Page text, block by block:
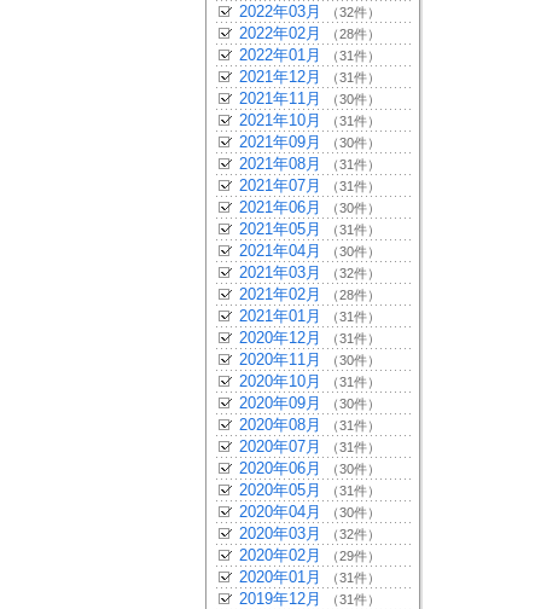
2022年03月 （32件）
2022年02月 （28件）
2022年01月 （31件）
2021年12月 （31件）
2021年11月 （30件）
2021年10月 （31件）
2021年09月 （30件）
2021年08月 （31件）
2021年07月 （31件）
2021年06月 （30件）
2021年05月 （31件）
2021年04月 （30件）
2021年03月 （32件）
2021年02月 （28件）
2021年01月 （31件）
2020年12月 （31件）
2020年11月 （30件）
2020年10月 （31件）
2020年09月 （30件）
2020年08月 （31件）
2020年07月 （31件）
2020年06月 （30件）
2020年05月 （31件）
2020年04月 （30件）
2020年03月 （32件）
2020年02月 （29件）
2020年01月 （31件）
2019年12月 （31件）